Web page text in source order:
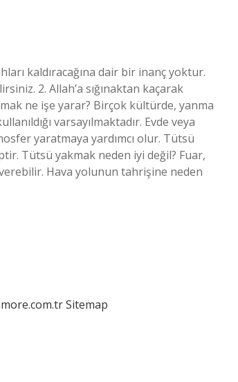
kaldıracağına dair bir inanç yoktur.
2. Allah’a sığınaktan kaçarak
ne işe yarar? Birçok kültürde, yanma
varsayılmaktadır. Evde veya
yaratmaya yardımcı olur. Tütsü
Tütsü yakmak neden iyi değil? Fuar,
Hava yolunun tahrişine neden
Sitemap